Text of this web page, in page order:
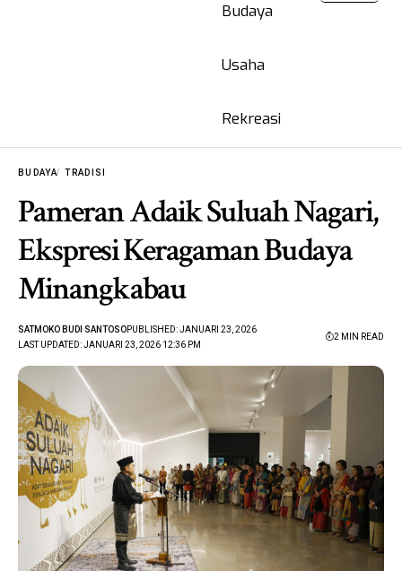
Budaya
Usaha
Rekreasi
BUDAYA TRADISI
Pameran Adaik Suluah Nagari,
Ekspresi Keragaman Budaya
Minangkabau
LAST UPDATED: JANUARI 23, 2026 12:36 PM
SATMOKO BUDI SANTOSOPUBLISHED: JANUARI 23, 2026
2 MIN READ